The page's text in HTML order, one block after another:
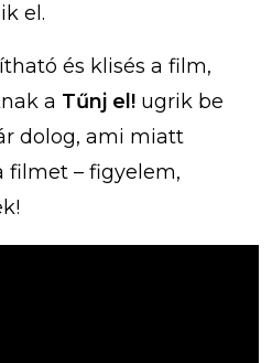
el.
és klisés a film,
a Tűnj el! ugrik be
dolog, ami miatt
filmet – figyelem,